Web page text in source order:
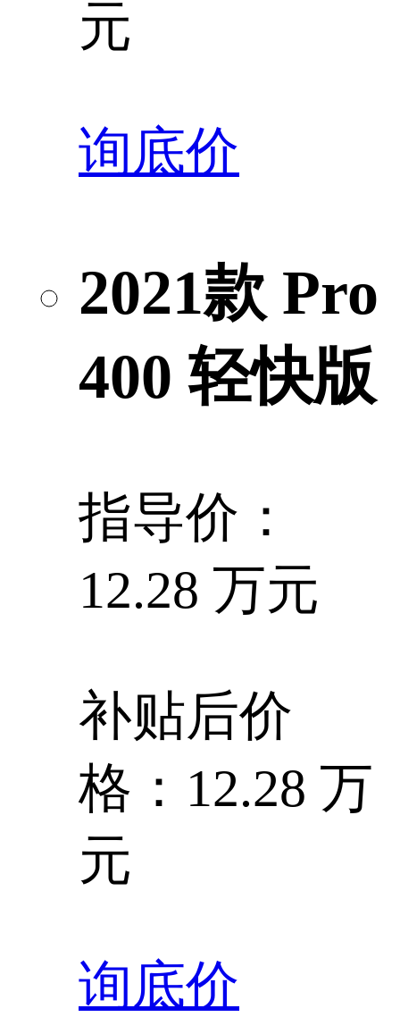
元
询底价
2021款 Pro
400 轻快版
指导价：
12.28 万元
补贴后价
格：12.28 万
元
询底价